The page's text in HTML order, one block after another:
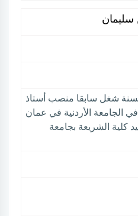
سليمان
شغل سابقا منصب أستاذ
الجامعة الأردنية في عمان
كلية الشريعة بجامعة